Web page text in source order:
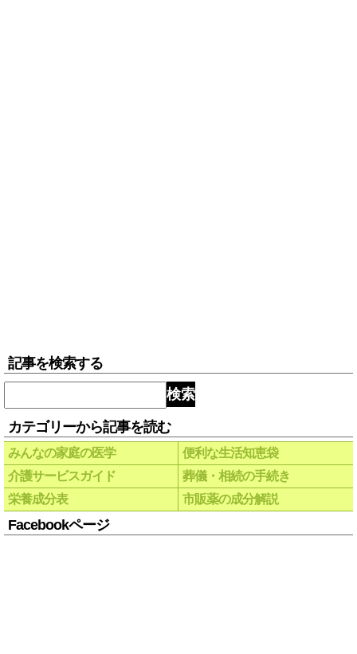
記事を検索する
検索
カテゴリーから記事を読む
みんなの家庭の医学
便利な生活知恵袋
介護サービスガイド
葬儀・相続の手続き
栄養成分表
市販薬の成分解説
Facebookページ